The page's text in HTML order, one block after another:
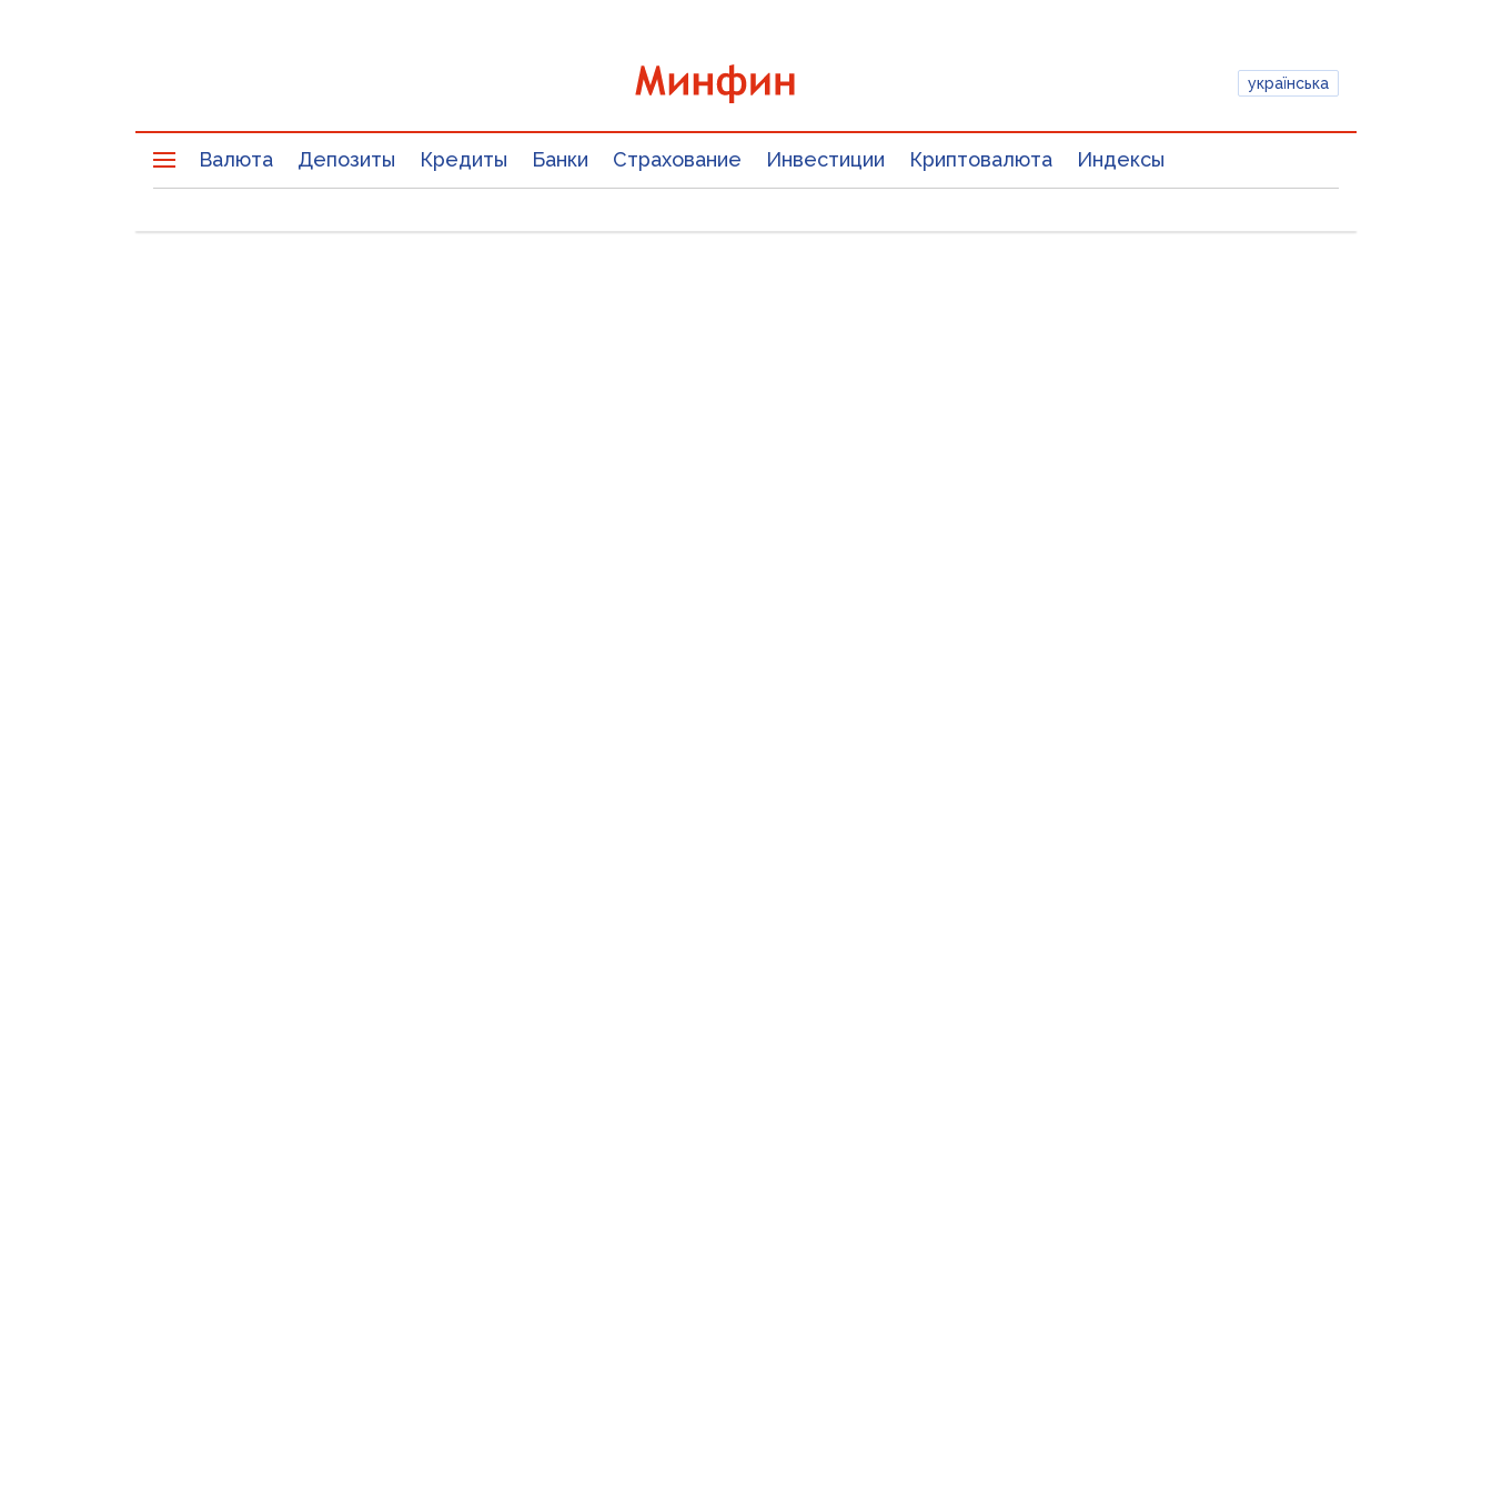
українська
Валюта Депозиты Кредиты Банки Страхование Инвестиции Криптовалюта Индексы